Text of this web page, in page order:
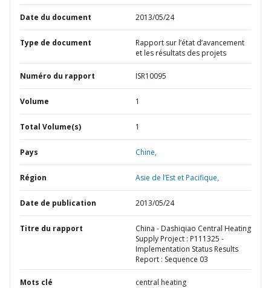
Date du document 2013/05/24
Type de document
Rapport sur l’état d’avancement
et les résultats des projets
Numéro du rapport ISR10095
Volume 1
Total Volume(s) 1
Pays Chine,
Région Asie de l’Est et Pacifique,
Date de publication 2013/05/24
Titre du rapport
China - Dashiqiao Central Heating
Supply Project : P111325 -
Implementation Status Results
Report : Sequence 03
Mots clé central heating